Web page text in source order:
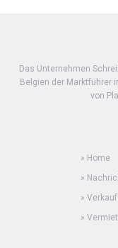
Das Unternehmen
Belgien der Marktführer
von
» Home
»
» Verkauf
»